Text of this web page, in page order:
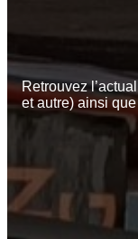
Retrouvez
et autre) ainsi